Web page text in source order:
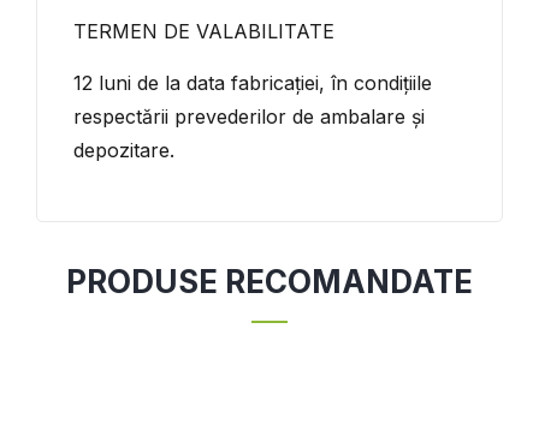
TERMEN DE VALABILITATE
12 luni de la data fabricației, în condițiile
respectării prevederilor de ambalare și
depozitare.
PRODUSE RECOMANDATE